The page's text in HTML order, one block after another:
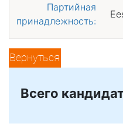
Партийная
принадлежность:
Вернуться
Всего